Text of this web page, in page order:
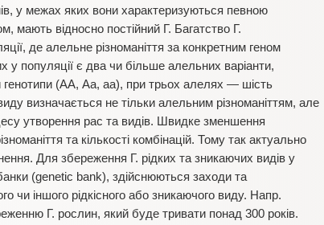
у межах яких вони характеризуються певною
відносно постійний Г. Багатство Г.
де алельне різноманіття за конкретним геном
у популяції є два чи більше алельних варіанти,
(АА, Аа, аа), при трьох алелях — шість
визначається не тільки алельним різноманіттям, але
утворення рас та видів. Швидке зменшення
та кількості комбінацій. Тому так актуально
Для збереження Г. рідких та зникаючих видів у
(genetic bank), здійснюються заходи та
чи іншого рідкісного або зникаючого виду. Напр.
Г. рослин, який буде тривати понад 300 років.